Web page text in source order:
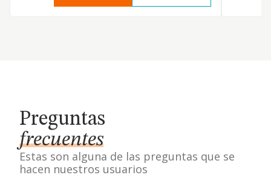
Preguntas
frecuentes
Estas son alguna de las preguntas que se
hacen nuestros usuarios